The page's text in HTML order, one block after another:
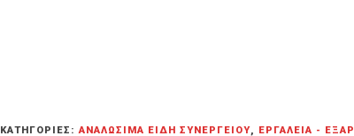
ΚΑΤΗΓΟΡΊΕΣ:ΑΝΑΛΏΣΙΜΑ ΕΊΔΗ ΣΥΝΕΡΓΕΊΟΥ, ΕΡΓΑΛΕΊΑ -